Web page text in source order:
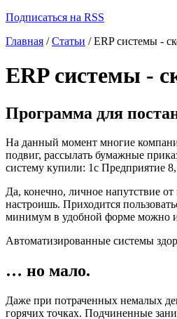
Подписаться на RSS
Главная /Статьи / ERP системы -
ERP системы -
Программа для
На данный момент многие
подвиг, рассылать бумажные
систему купили: 1с Предприятие
Да, конечно, личное напутствие
настроишь. Приходится
минимум в удобной форме можно
Автоматизированные системы
… но мало.
Даже при потраченных немалых
горячих точках. Подчиненные